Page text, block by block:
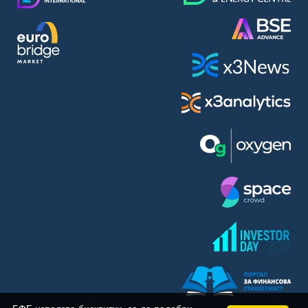
BASF SE (BAS)
Bayer AG (BAYN)
Bayerische Motoren Werke AG (BMW)
BE Semiconductor Industries N.V. (BSI)
Capital One Financial Corp. (CFX)